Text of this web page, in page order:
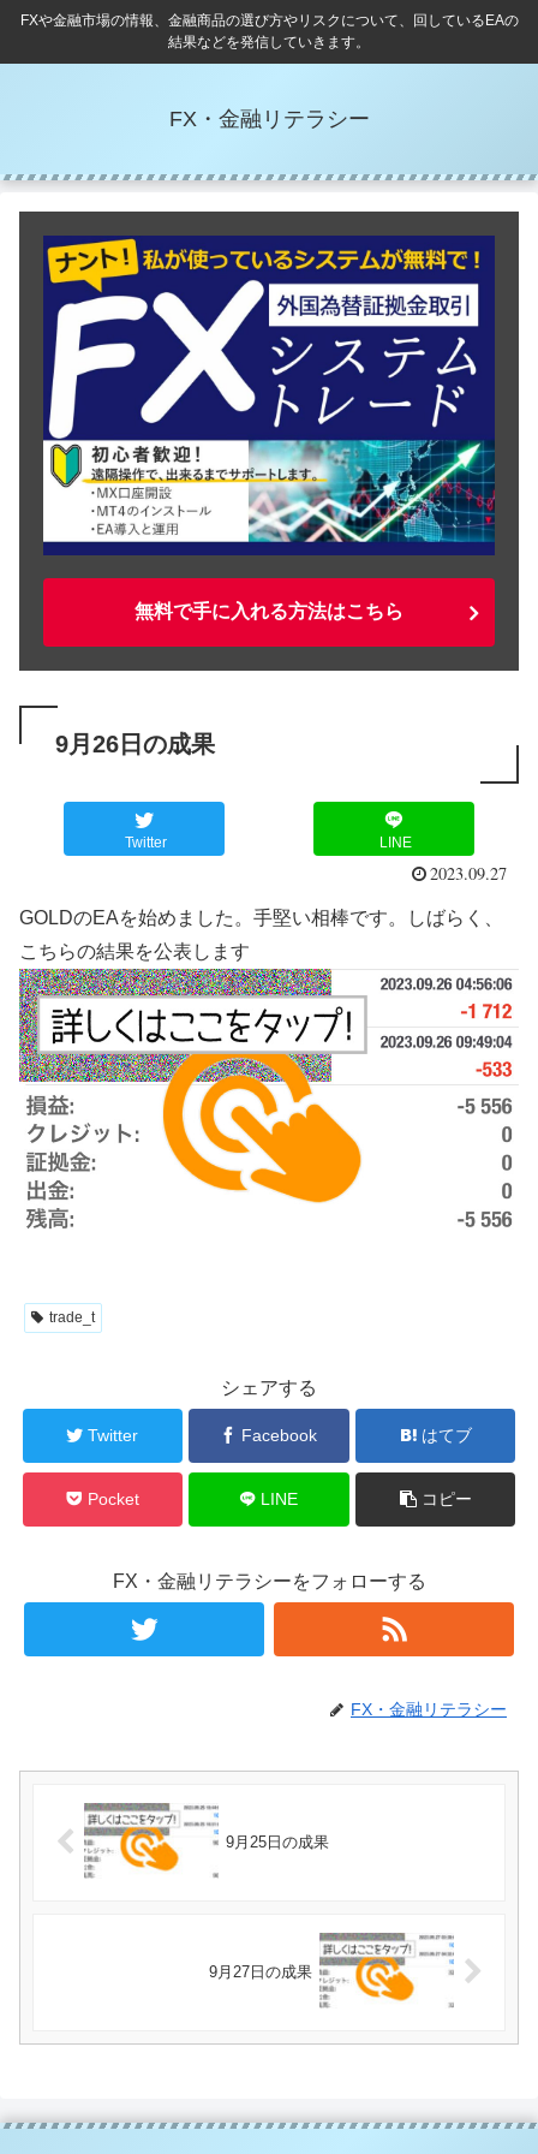
FXや金融市場の情報、金融商品の選び方やリスクについて、回しているEAの
結果などを発信していきます。
FX・金融リテラシー
無料で手に入れる方法はこちら
9月26日の成果
Twitter LINE
2023.09.27
GOLDのEAを始めました。手堅い相棒です。しばらく、
こちらの結果を公表します
trade_t
シェアする
Twitter Facebook はてブ
Pocket LINE コピー
FX・金融リテラシーをフォローする
FX・金融リテラシー
9月25日の成果
9月27日の成果